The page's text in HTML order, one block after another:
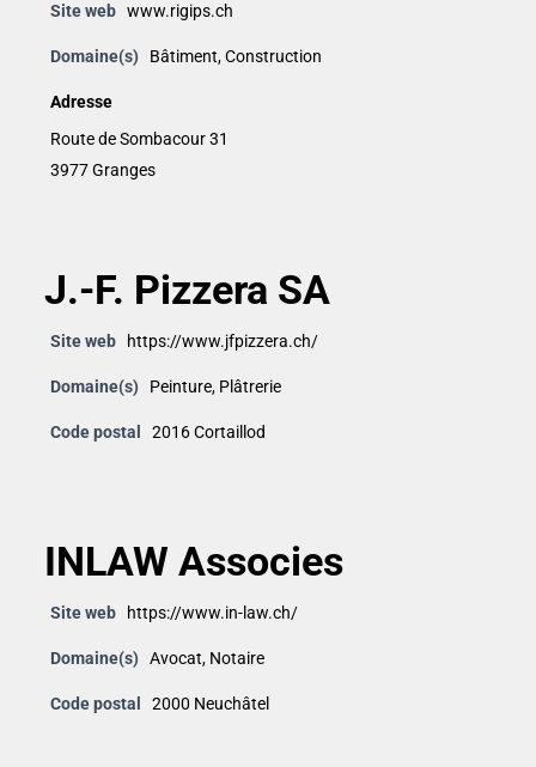
Site web www.rigips.ch
Domaine(s) Bâtiment,Construction
Adresse
Route de Sombacour 31
3977 Granges
J.-F. Pizzera SA
Site web https://www.jfpizzera.ch/
Domaine(s) Peinture, Plâtrerie
Code postal 2016 Cortaillod
INLAW Associes
Site web https://www.in-law.ch/
Domaine(s) Avocat, Notaire
Code postal 2000 Neuchâtel